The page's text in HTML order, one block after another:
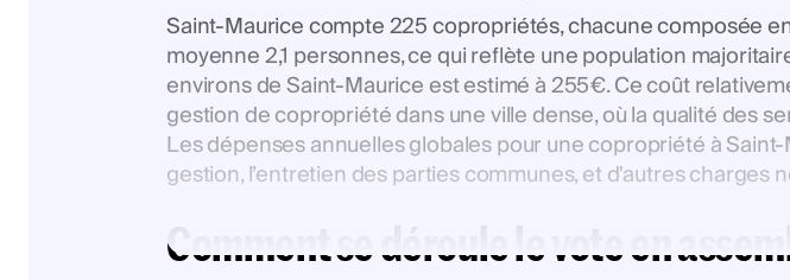
Saint-Maurice compte 225 copropriétés, chacune composée
moyenne 2,1 personnes, ce qui reflète une population
environs de Saint-Maurice est estimé à 255€. Ce coût
gestion de copropriété dans une ville dense, où la qualité des
Les dépenses annuelles globales pour une copropriété à
gestion, l’entretien des parties communes, et d'autres
Comment se déroule le vote en